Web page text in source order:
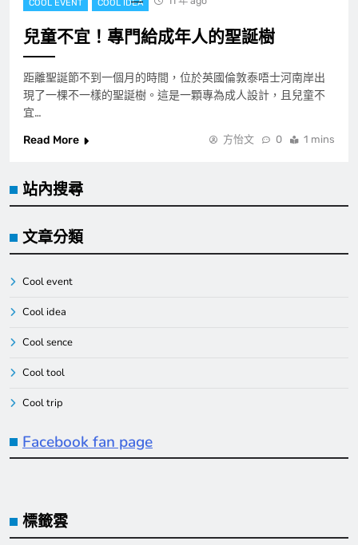
COOL EVENT COOL IDEA
兒童不宜！專門給成年人的聖誕樹
距離聖誕節不到一個月的時間，位於英國倫敦泰唔士河南岸出
現了一棵不一樣的聖誕樹。這是一顆專為成人設計，且兒童不
宜…
Read More
方怡文 0 1 mins
站內搜尋
文章分類
Cool event
Cool idea
Cool sence
Cool tool
Cool trip
Facebook fan page
標籤雲